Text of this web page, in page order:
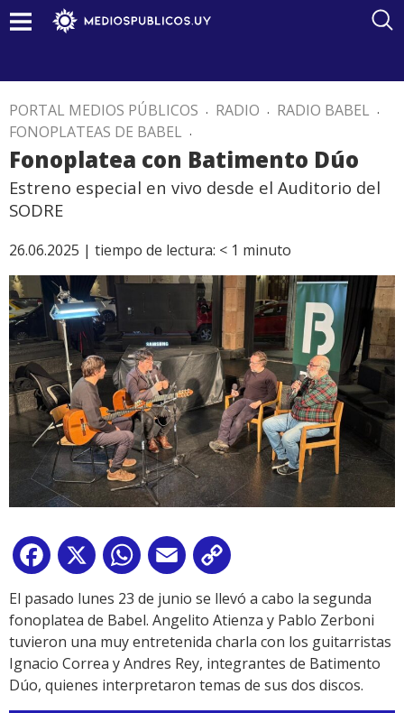
PORTAL MEDIOS PÚBLICOS . RADIO . RADIO BABEL .
FONOPLATEAS DE BABEL .
Fonoplatea con Batimento Dúo
Estreno especial en vivo desde el Auditorio del
SODRE
26.06.2025 | tiempo de lectura: < 1 minuto
Facebook
X WhatsApp
Email
Link
El pasado lunes 23 de junio se llevó a cabo la segunda
fonoplatea de Babel. Angelito Atienza y Pablo Zerboni
tuvieron una muy entretenida charla con los guitarristas
Ignacio Correa y Andres Rey, integrantes de Batimento
Dúo, quienes interpretaron temas de sus dos discos.